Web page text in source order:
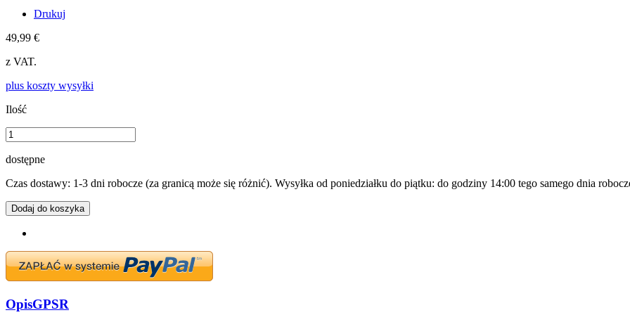
Drukuj
49,99 €
z VAT.
plus koszty wysyłki
Ilość
dostępne
Czas dostawy: 1-3 dni robocze (za granicą może się różnić). Wysyłka od poniedziałku do piątku: do godziny 14:00 tego samego dnia
Dodaj do koszyka
OpisGPSR